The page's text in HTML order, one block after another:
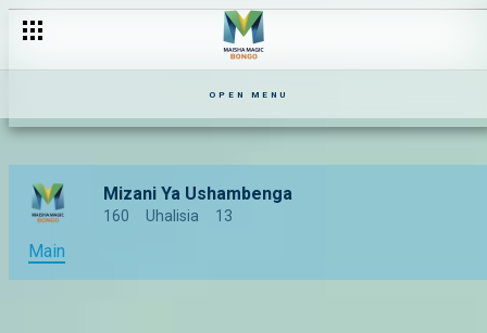
OPEN MENU
Mizani Ya Ushambenga
160 Uhalisia 13
Main
Wezi wa vyombo — Mizani Ya Ushambenga